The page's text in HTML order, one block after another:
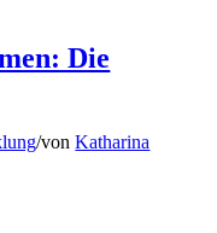
Die
/vonKatharina